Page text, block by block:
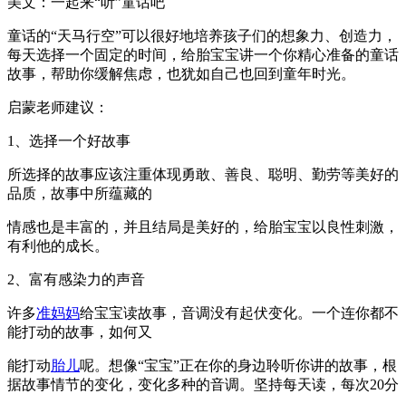
童话的“天马行空”可以很好地培养孩子们的想象力、创造力，
每天选择一个固定的时间，给胎宝宝讲一个你精心准备的童话
故事，帮助你缓解焦虑，也犹如自己也回到童年时光。
启蒙老师建议：
1、选择一个好故事
所选择的故事应该注重体现勇敢、善良、聪明、勤劳等美好的
品质，故事中所蕴藏的
情感也是丰富的，并且结局是美好的，给胎宝宝以良性刺激，
有利他的成长。
2、富有感染力的声音
许多准妈妈给宝宝读故事，音调没有起伏变化。一个连你都不
能打动的故事，如何又
能打动胎儿呢。想像“宝宝”正在你的身边聆听你讲的故事，根
据故事情节的变化，变化多种的音调。坚持每天读，每次20分